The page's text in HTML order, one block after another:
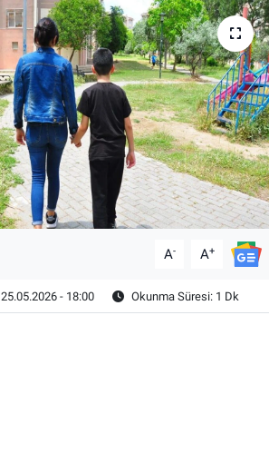
A- A+
25.05.2026 - 18:00 Okunma Süresi: 1 Dk